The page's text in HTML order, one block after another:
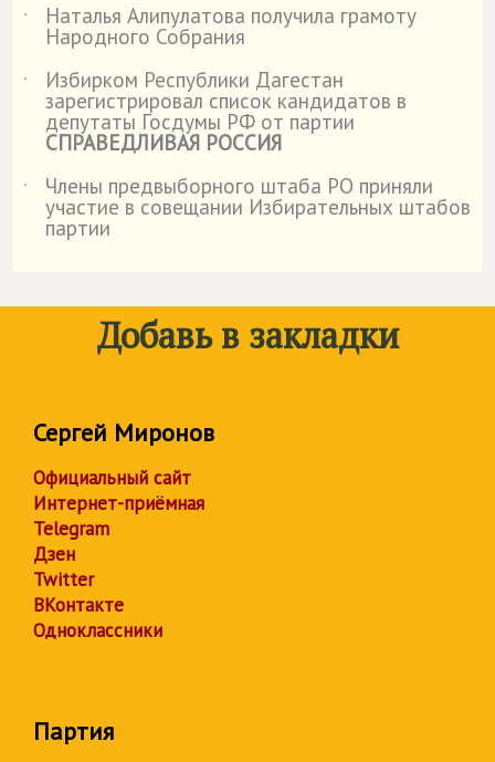
˙
Наталья Алипулатова получила грамоту
Народного Собрания
˙
Избирком Республики Дагестан
зарегистрировал список кандидатов в
депутаты Госдумы РФ от партии
СПРАВЕДЛИВАЯ РОССИЯ
˙
Члены предвыборного штаба РО приняли
участие в совещании Избирательных штабов
партии
Добавь в закладки
Сергей Миронов
Официальный сайт
Интернет-приёмная
Telegram
Дзен
Twitter
ВКонтакте
Одноклассники
Партия